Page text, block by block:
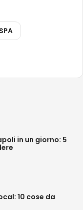
SPA
in un giorno: 5
10 cose da